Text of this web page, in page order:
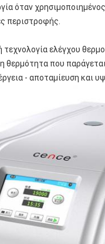
όταν
περιστροφής.
τεχνολογία ελέγχου
που
- αποταμίευση και